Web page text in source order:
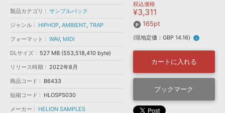
ソフトウェア／ツール »
DAW »
効果音 »
BGM »
ニュースレター »
SONICWIREブログ »
DTMガイド »
FAQ »
お問い合わせ »
音楽カード
楽曲配信流通 サービス
無償のサウンド管理ソフト
ソフト音源 プラグイン・エフェクト
ソフトウェア／ツール 効果音
フォーマット
ランキング
製品カテゴリ
サンプルパック
ジャンル
HIPHOP, AMBIENT, TRAP
フォーマット
WAV, MIDI
DLサイズ
527 MB (553,518,410 byte)
リリース時期
2022年8月
商品コード
B6433
短縮コード
HLOSPS030
メーカー
HELION SAMPLES
税込価格
¥3,311
165pt
(現地定価：GBP 14.16) info
カートに入れる
ブックマーク